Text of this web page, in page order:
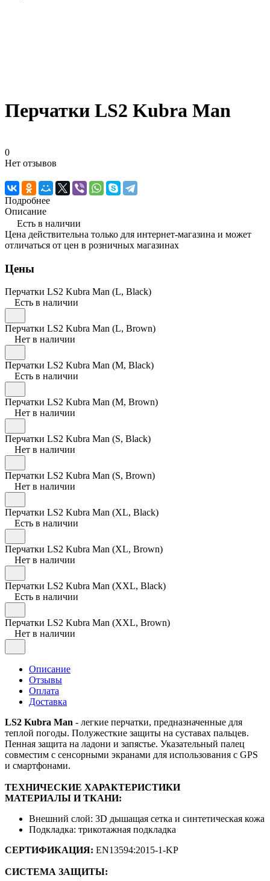
Перчатки LS2 Kubra Man
0
Нет отзывов
Подробнее
Описание
Есть в наличии
Цена действительна только для интернет-магазина и может
отличаться от цен в розничных магазинах
Цены
Перчатки LS2 Kubra Man (L, Black)
Есть в наличии
Перчатки LS2 Kubra Man (L, Brown)
Нет в наличии
Перчатки LS2 Kubra Man (M, Black)
Есть в наличии
Перчатки LS2 Kubra Man (M, Brown)
Нет в наличии
Перчатки LS2 Kubra Man (S, Black)
Нет в наличии
Перчатки LS2 Kubra Man (S, Brown)
Нет в наличии
Перчатки LS2 Kubra Man (XL, Black)
Есть в наличии
Перчатки LS2 Kubra Man (XL, Brown)
Нет в наличии
Перчатки LS2 Kubra Man (XXL, Black)
Есть в наличии
Перчатки LS2 Kubra Man (XXL, Brown)
Нет в наличии
Описание
Отзывы
Оплата
Доставка
LS2 Kubra Man - легкие перчатки, предназначенные для
теплой погоды. Полужесткие защиты на суставах пальцев.
Пенная защита на ладони и запястье. Указательный палец
совместим с сенсорными экранами для использования с GPS
и смартфонами.
ТЕХНИЧЕСКИЕ ХАРАКТЕРИСТИКИ
МАТЕРИАЛЫ И ТКАНИ:
Внешний слой: 3D дышащая сетка и синтетическая кожа
Подкладка: трикотажная подкладка
СЕРТИФИКАЦИЯ: EN13594:2015-1-KP
СИСТЕМА ЗАЩИТЫ: